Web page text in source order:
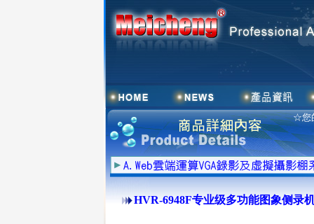
☆您
HVR-6948F专业级多功能图象侧录